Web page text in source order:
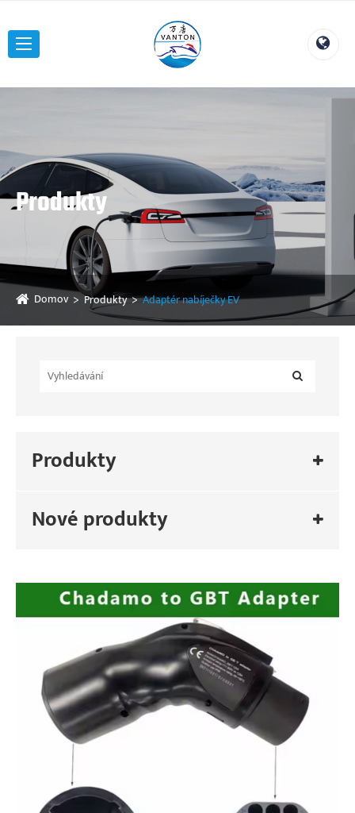
Produkty
Domov Produkty Adaptér nabíječky EV
Produkty
Nové produkty